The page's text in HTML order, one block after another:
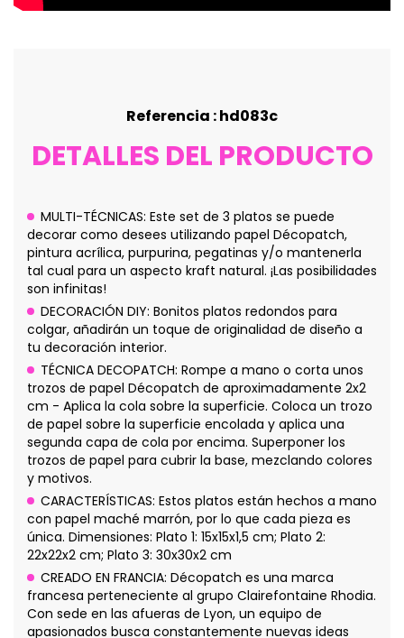
Referencia : hd083c
DETALLES DEL PRODUCTO
MULTI-TÉCNICAS: Este set de 3 platos se puede
decorar como desees utilizando papel Décopatch,
pintura acrílica, purpurina, pegatinas y/o mantenerla
tal cual para un aspecto kraft natural. ¡Las posibilidades
son infinitas!
DECORACIÓN DIY: Bonitos platos redondos para
colgar, añadirán un toque de originalidad de diseño a
tu decoración interior.
TÉCNICA DECOPATCH: Rompe a mano o corta unos
trozos de papel Décopatch de aproximadamente 2x2
cm - Aplica la cola sobre la superficie. Coloca un trozo
de papel sobre la superficie encolada y aplica una
segunda capa de cola por encima. Superponer los
trozos de papel para cubrir la base, mezclando colores
y motivos.
CARACTERÍSTICAS: Estos platos están hechos a mano
con papel maché marrón, por lo que cada pieza es
única. Dimensiones: Plato 1: 15x15x1,5 cm; Plato 2:
22x22x2 cm; Plato 3: 30x30x2 cm
CREADO EN FRANCIA: Décopatch es una marca
francesa perteneciente al grupo Clairefontaine Rhodia.
Con sede en las afueras de Lyon, un equipo de
apasionados busca constantemente nuevas ideas